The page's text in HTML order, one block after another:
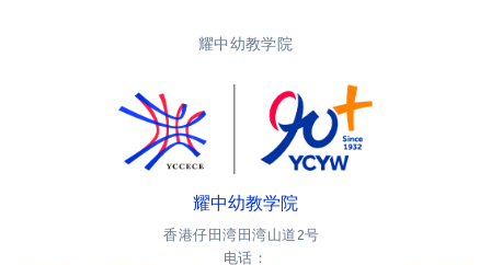
耀中幼教学院
耀中幼教学院
香港仔田湾田湾山道2号
电话：